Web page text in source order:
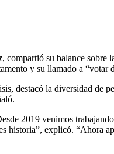
, compartió su balance sobre
y su llamado a “votar
destacó la diversidad de
2019 venimos
explicó. “Ahora